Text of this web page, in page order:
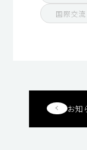
国際交流
お知